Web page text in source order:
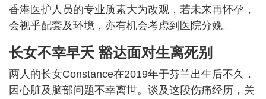
香港医护人员的专业质素大为改观，若未来再怀孕，
会视乎配套及环境，亦有机会考虑到医院分娩。
长女不幸早夭 豁达面对生离死别
两人的长女Constance在2019年于芬兰出生后不久，
因心脏及脑部问题不幸离世。谈及这段伤痛经历，关